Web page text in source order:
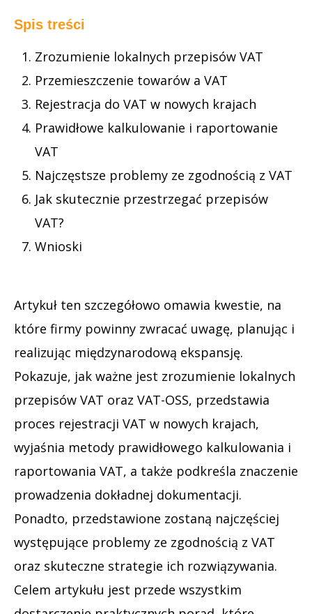
Spis treści
Zrozumienie lokalnych przepisów VAT
Przemieszczenie towarów a VAT
Rejestracja do VAT w nowych krajach
Prawidłowe kalkulowanie i raportowanie
VAT
Najczęstsze problemy ze zgodnością z VAT
Jak skutecznie przestrzegać przepisów
VAT?
Wnioski
Artykuł ten szczegółowo omawia kwestie, na
które firmy powinny zwracać uwagę, planując i
realizując międzynarodową ekspansję.
Pokazuje, jak ważne jest zrozumienie lokalnych
przepisów VAT oraz VAT-OSS, przedstawia
proces rejestracji VAT w nowych krajach,
wyjaśnia metody prawidłowego kalkulowania i
raportowania VAT, a także podkreśla znaczenie
prowadzenia dokładnej dokumentacji.
Ponadto, przedstawione zostaną najczęściej
występujące problemy ze zgodnością z VAT
oraz skuteczne strategie ich rozwiązywania.
Celem artykułu jest przede wszystkim